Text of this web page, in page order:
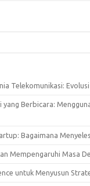
Telekomunikasi:
yang Berbicara:
Bagaimana
Mempengaruhi Masa
untuk Menyusun